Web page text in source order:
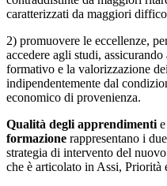
caratterizzati da maggiori
2) promuovere le eccellenze,
accedere agli studi,
formativo e la valorizzazione
indipendentemente dal
economico di provenienza.
Qualità degli apprendimenti e
formazione rappresentano i
strategia di intervento del
che è articolato in Assi,